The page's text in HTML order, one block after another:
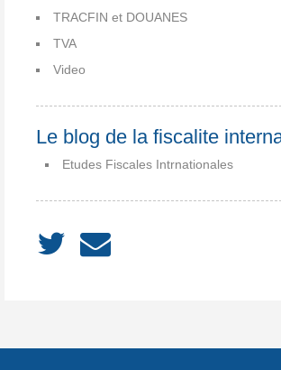
TRACFIN et DOUANES
TVA
Video
Le blog de la fiscalite
Etudes Fiscales Intrnationales